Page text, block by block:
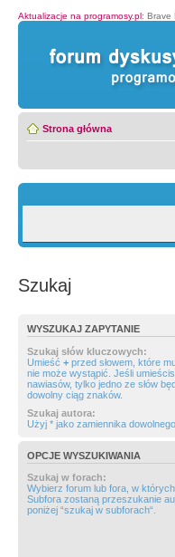
Aktualizacje na programosy.pl: Brave
Strona główna
Szukaj
WYSZUKAJ ZAPYTANIE
Szukaj słów kluczowych:
Umieść + przed słowem, które
nie może wystąpić. Jeśli
nawiasów, tylko jedno ze słów
dowolny ciąg znaków.
Szukaj autora:
Użyj * jako zamiennika
OPCJE WYSZUKIWANIA
Szukaj w forach:
Wybierz forum lub fora, w
Subfora zostaną przeszukanie
poniżej “szukaj w subforach“.